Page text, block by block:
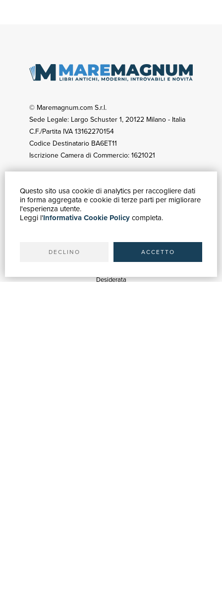
Questo sito usa cookie di analytics per raccogliere dati
in forma aggregata e cookie di terze parti per migliorare
l'esperienza utente.
Leggi l'Informativa Cookie Policycompleta.
DECLINO ACCETTO
© Maremagnum.com S.r.l.
Sede Legale: Largo Schuster 1, 20122 Milano - Italia
C.F./Partita IVA 13162270154
Codice Destinatario BA6ET11
Iscrizione Camera di Commercio: 1621021
GUIDA ACQUISTI
Ricerca avanzata
Spedizioni
Desiderata